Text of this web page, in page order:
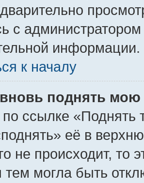
с
информации.
к началу
поднять мою
ссылке «Поднять
её в
не происходит, то
тем могла быть